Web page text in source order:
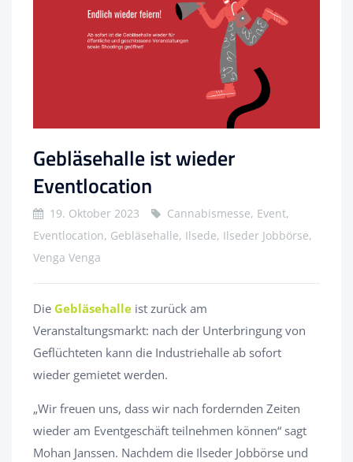
Gebläsehalle ist wieder
Eventlocation
19. Oktober 2023
Cannabismesse, Event,
Eventlocation, Gebläsehalle, Ilsede, Ilseder Jobbörse,
Venga Venga
Die Gebläsehalle ist zurück am
Veranstaltungsmarkt: nach der Unterbringung von
Geflüchteten kann die Industriehalle ab sofort
wieder gemietet werden.
„Wir freuen uns, dass wir nach fordernden Zeiten
wieder am Eventgeschäft teilnehmen können“ sagt
Mohan Janssen. Nachdem die Ilseder Jobbörse und